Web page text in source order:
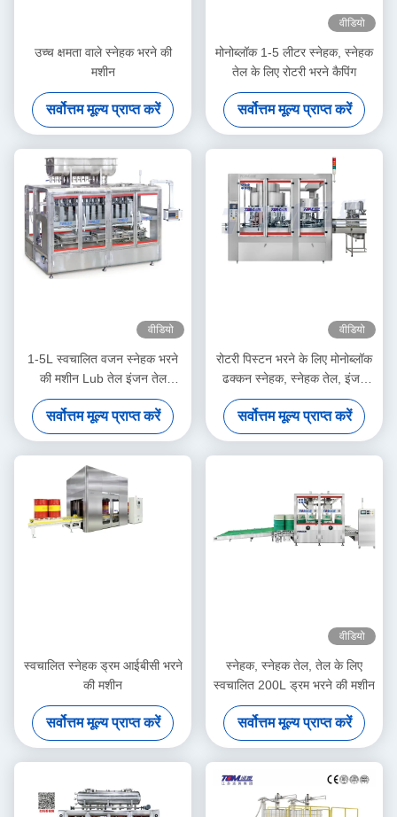
उच्च क्षमता वाले स्नेहक भरने की
मशीन
सर्वोत्तम मूल्य प्राप्त करें
वीडियो
मोनोब्लॉक 1-5 लीटर स्नेहक, स्नेहक
तेल के लिए रोटरी भरने कैपिंग
सर्वोत्तम मूल्य प्राप्त करें
वीडियो
1-5L स्वचालित वजन स्नेहक भरने
की मशीन Lub तेल इंजन तेल
शीतलक ब्रेक द्रव
सर्वोत्तम मूल्य प्राप्त करें
वीडियो
रोटरी पिस्टन भरने के लिए मोनोब्लॉक
ढक्कन स्नेहक, स्नेहक तेल, इंजन
तेल, शीतलक, ब्रेक द्रव, आदि
सर्वोत्तम मूल्य प्राप्त करें
स्वचालित स्नेहक ड्रम आईबीसी भरने
की मशीन
सर्वोत्तम मूल्य प्राप्त करें
वीडियो
स्नेहक, स्नेहक तेल, तेल के लिए
स्वचालित 200L ड्रम भरने की मशीन
सर्वोत्तम मूल्य प्राप्त करें